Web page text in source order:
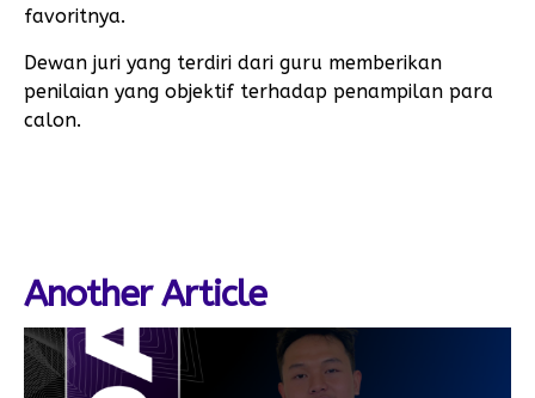
favoritnya.
Dewan juri yang terdiri dari guru memberikan
penilaian yang objektif terhadap penampilan para
calon.
Another Article